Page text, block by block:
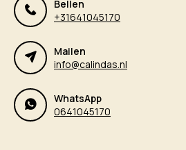
Bellen
+31641045170
Mailen
info@calindas.nl
WhatsApp
0641045170